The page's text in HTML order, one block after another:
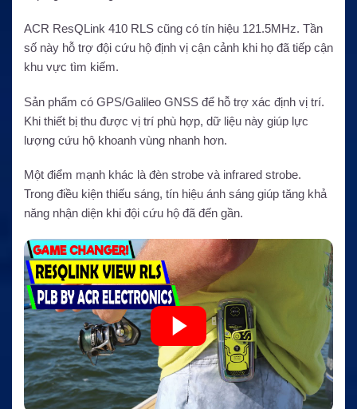
ACR ResQLink 410 RLS cũng có tín hiệu 121.5MHz. Tần
số này hỗ trợ đội cứu hộ định vị cận cảnh khi họ đã tiếp cận
khu vực tìm kiếm.
Sản phẩm có GPS/Galileo GNSS để hỗ trợ xác định vị trí.
Khi thiết bị thu được vị trí phù hợp, dữ liệu này giúp lực
lượng cứu hộ khoanh vùng nhanh hơn.
Một điểm mạnh khác là đèn strobe và infrared strobe.
Trong điều kiện thiếu sáng, tín hiệu ánh sáng giúp tăng khả
năng nhận diện khi đội cứu hộ đã đến gần.